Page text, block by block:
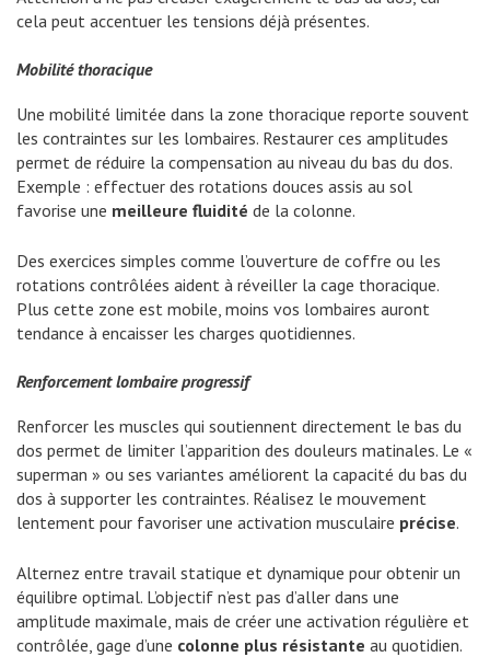
cela peut accentuer les tensions déjà présentes.
Mobilité thoracique
Une mobilité limitée dans la zone thoracique reporte souvent
les contraintes sur les lombaires. Restaurer ces amplitudes
permet de réduire la compensation au niveau du bas du dos.
Exemple : effectuer des rotations douces assis au sol
favorise une meilleure fluidité de la colonne.
Des exercices simples comme l’ouverture de coffre ou les
rotations contrôlées aident à réveiller la cage thoracique.
Plus cette zone est mobile, moins vos lombaires auront
tendance à encaisser les charges quotidiennes.
Renforcement lombaire progressif
Renforcer les muscles qui soutiennent directement le bas du
dos permet de limiter l’apparition des douleurs matinales. Le «
superman » ou ses variantes améliorent la capacité du bas du
dos à supporter les contraintes. Réalisez le mouvement
lentement pour favoriser une activation musculaire précise.
Alternez entre travail statique et dynamique pour obtenir un
équilibre optimal. L’objectif n’est pas d’aller dans une
amplitude maximale, mais de créer une activation régulière et
contrôlée, gage d’une colonne plus résistante au quotidien.